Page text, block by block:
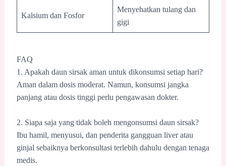
Kalsium dan Fosfor
Menyehatkan tulang dan
gigi
FAQ
1. Apakah daun sirsak aman untuk dikonsumsi setiap hari?
Aman dalam dosis moderat. Namun, konsumsi jangka
panjang atau dosis tinggi perlu pengawasan dokter.
2. Siapa saja yang tidak boleh mengonsumsi daun sirsak?
Ibu hamil, menyusui, dan penderita gangguan liver atau
ginjal sebaiknya berkonsultasi terlebih dahulu dengan tenaga
medis.